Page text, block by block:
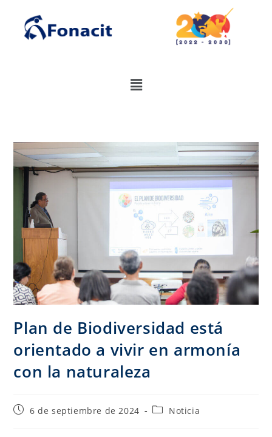
Plan de Biodiversidad está
orientado a vivir en armonía
con la naturaleza
6 de septiembre de 2024 Noticia